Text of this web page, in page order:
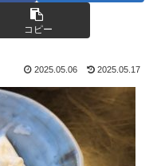
コピー
2025.05.06 2025.05.17